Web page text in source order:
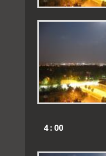
4 : 00